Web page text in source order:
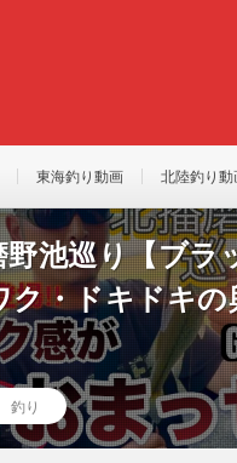
東海釣り動画 北陸釣り動
野池巡り【ブラ
ク・ドキドキの
釣り